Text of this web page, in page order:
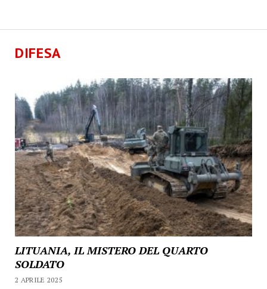
DIFESA
LITUANIA, IL MISTERO DEL QUARTO
SOLDATO
2 APRILE 2025